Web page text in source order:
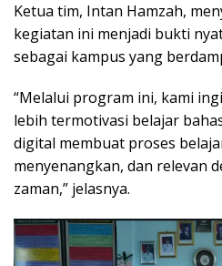
Ketua tim, Intan Hamzah,
kegiatan ini menjadi bukti
sebagai kampus yang
“Melalui program ini, kami
lebih termotivasi belajar
digital membuat proses
menyenangkan, dan relevan
zaman,” jelasnya.